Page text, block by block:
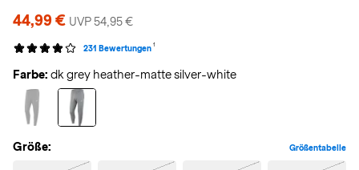
44,99 € UVP 54,95 €
231 Bewertungen 1
Farbe: dk grey heather-matte silver-white
Größe: Größentabelle